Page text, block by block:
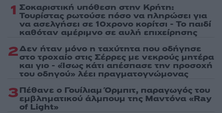
1 Σοκαριστική υπόθεση στην Κρήτη:
Τουρίστας ρωτούσε πόσο να πληρώσει για
να ασελγήσει σε 10χρονο κορίτσι - Το παιδί
καθόταν αμέριμνο σε αυλή επιχείρησης
2Δεν ήταν μόνο η ταχύτητα που οδήγησε
στο τροχαίο στις Σέρρες με νεκρούς μητέρα
και γιο - «Ίσως κάτι απέσπασε την προσοχή
του οδηγού» λέει πραγματογνώμονας
3Πέθανε ο Γουίλιαμ Όρμπιτ, παραγωγός του
εμβληματικού άλμπουμ της Μαντόνα «Ray
of Light»